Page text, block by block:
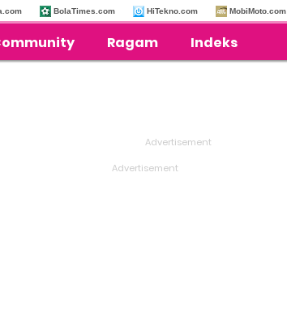
BolaTimes.com HiTekno.com MobiMoto.com
Ragam Indeks